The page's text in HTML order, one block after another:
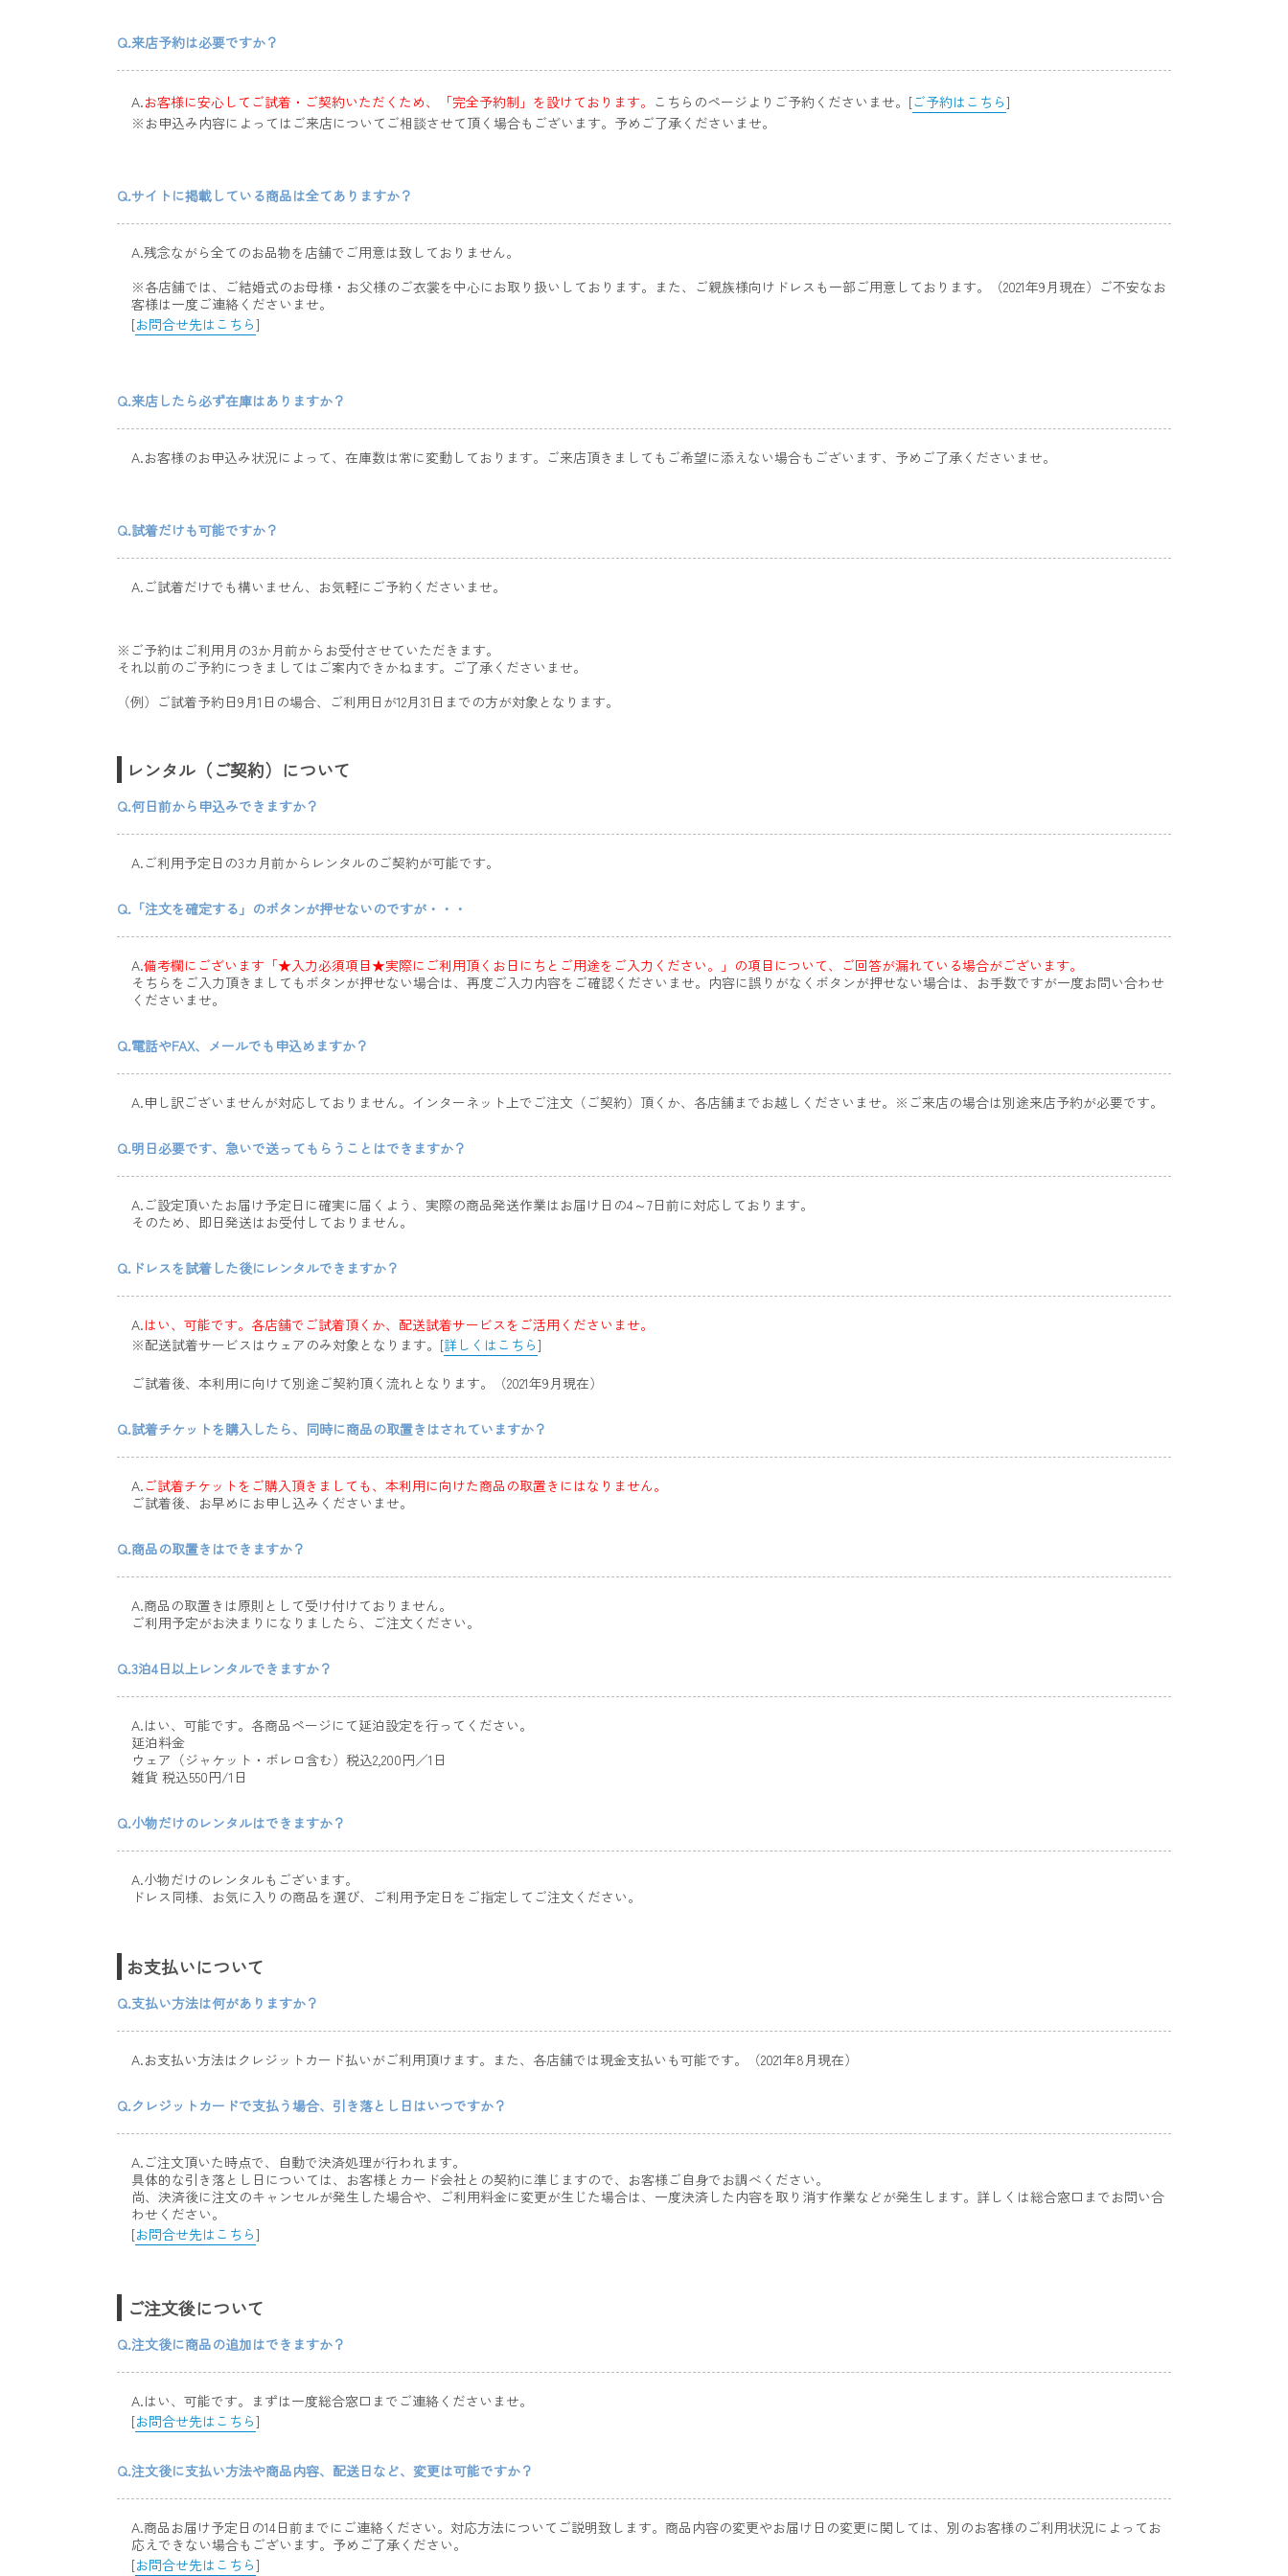
Q.来店予約は必要ですか？
A.お客様に安心してご試着・ご契約いただくため、「完全予約制」を設けております。 こちらのページよりご予約くださいませ。[ご予約はこちら]
※お申込み内容によってはご来店についてご相談させて頂く場合もございます。予めご了承くださいませ。
Q.サイトに掲載している商品は全てありますか？
A.残念ながら全てのお品物を店舗でご用意は致しておりません。
※各店舗では、ご結婚式のお母様・お父様のご衣裳を中心にお取り扱いしております。また、ご親族様向けドレスも一部ご用意しております。（2021年9月現在）ご不安なお
客様は一度ご連絡くださいませ。
[お問合せ先はこちら]
Q.来店したら必ず在庫はありますか？
A.お客様のお申込み状況によって、在庫数は常に変動しております。ご来店頂きましてもご希望に添えない場合もございます、予めご了承くださいませ。
Q.試着だけも可能ですか？
A.ご試着だけでも構いません、お気軽にご予約くださいませ。
※ご予約はご利用月の3か月前からお受付させていただきます。
それ以前のご予約につきましてはご案内できかねます。ご了承くださいませ。
（例）ご試着予約日9月1日の場合、ご利用日が12月31日までの方が対象となります。
レンタル（ご契約）について
Q.何日前から申込みできますか？
A.ご利用予定日の3カ月前からレンタルのご契約が可能です。
Q.「注文を確定する」のボタンが押せないのですが・・・
A.備考欄にございます「★入力必須項目★実際にご利用頂くお日にちとご用途をご入力ください。」の項目について、ご回答が漏れている場合がございます。
そちらをご入力頂きましてもボタンが押せない場合は、再度ご入力内容をご確認くださいませ。内容に誤りがなくボタンが押せない場合は、お手数ですが一度お問い合わせ
くださいませ。
Q.電話やFAX、メールでも申込めますか？
A.申し訳ございませんが対応しておりません。インターネット上でご注文（ご契約）頂くか、各店舗までお越しくださいませ。※ご来店の場合は別途来店予約が必要です。
Q.明日必要です、急いで送ってもらうことはできますか？
A.ご設定頂いたお届け予定日に確実に届くよう、実際の商品発送作業はお届け日の4～7日前に対応しております。
そのため、即日発送はお受付しておりません。
Q.ドレスを試着した後にレンタルできますか？
A.はい、可能です。各店舗でご試着頂くか、配送試着サービスをご活用くださいませ。
※配送試着サービスはウェアのみ対象となります。[詳しくはこちら]
ご試着後、本利用に向けて別途ご契約頂く流れとなります。（2021年9月現在）
Q.試着チケットを購入したら、同時に商品の取置きはされていますか？
A.ご試着チケットをご購入頂きましても、本利用に向けた商品の取置きにはなりません。
ご試着後、お早めにお申し込みくださいませ。
Q.商品の取置きはできますか？
A.商品の取置きは原則として受け付けておりません。
ご利用予定がお決まりになりましたら、ご注文ください。
Q.3泊4日以上レンタルできますか？
A.はい、可能です。各商品ページにて延泊設定を行ってください。
延泊料金
ウェア（ジャケット・ボレロ含む）税込2,200円／1日
雑貨 税込550円/1日
Q.小物だけのレンタルはできますか？
A.小物だけのレンタルもございます。
ドレス同様、お気に入りの商品を選び、ご利用予定日をご指定してご注文ください。
お支払いについて
Q.支払い方法は何がありますか？
A.お支払い方法はクレジットカード払いがご利用頂けます。また、各店舗では現金支払いも可能です。（2021年8月現在）
Q.クレジットカードで支払う場合、引き落とし日はいつですか？
A.ご注文頂いた時点で、自動で決済処理が行われます。
具体的な引き落とし日については、お客様とカード会社との契約に準じますので、お客様ご自身でお調べください。
尚、決済後に注文のキャンセルが発生した場合や、ご利用料金に変更が生じた場合は、一度決済した内容を取り消す作業などが発生します。詳しくは総合窓口までお問い合
わせください。
[お問合せ先はこちら]
ご注文後について
Q.注文後に商品の追加はできますか？
A.はい、可能です。まずは一度総合窓口までご連絡くださいませ。
[お問合せ先はこちら]
Q.注文後に支払い方法や商品内容、配送日など、変更は可能ですか？
A.商品お届け予定日の14日前までにご連絡ください。対応方法についてご説明致します。商品内容の変更やお届け日の変更に関しては、別のお客様のご利用状況によってお
応えできない場合もございます。予めご了承ください。
[お問合せ先はこちら]